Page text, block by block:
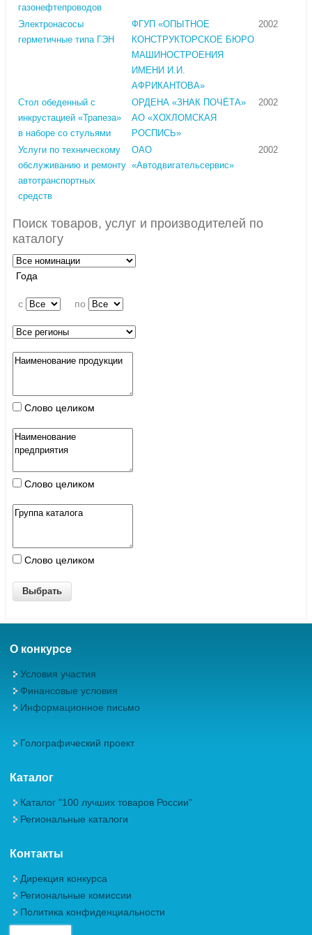
газонефтепроводов
Электронасосы
герметичные типа ГЭН
ФГУП «ОПЫТНОЕ
КОНСТРУКТОРСКОЕ БЮРО
МАШИНОСТРОЕНИЯ
ИМЕНИ И.И.
АФРИКАНТОВА»
2002
Стол обеденный с
инкрустацией «Трапеза»
в наборе со стульями
ОРДЕНА «ЗНАК ПОЧЁТА»
АО «ХОХЛОМСКАЯ
РОСПИСЬ»
2002
Услуги по техническому
обслуживанию и ремонту
автотранспортных
средств
ОАО
«Автодвигательсервис»
2002
Поиск товаров, услуг и производителей по
каталогу
Года
c по
Слово целиком
Слово целиком
Слово целиком
О конкурсе
Условия участия
Финансовые условия
Информационное письмо
Голографический проект
Каталог
Каталог "100 лучших товаров России"
Региональные каталоги
Контакты
Дирекция конкурса
Региональные комиссии
Политика конфиденциальности